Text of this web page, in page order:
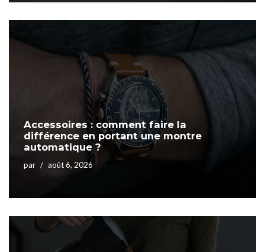
Accessoires : comment faire la
différence en portant une montre
automatique ?
par août 6, 2026